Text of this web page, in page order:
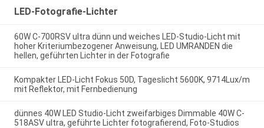
LED-Fotografie-Lichter
60W C-700RSV ultra dünn und weiches LED-Studio-Licht mit
hoher Kriteriumbezogener Anweisung, LED UMRANDEN die
hellen, geführten Lichter in der Fotografie
Kompakter LED-Licht Fokus 50D, Tageslicht 5600K, 9714Lux/m
mit Reflektor, mit Fernbedienung
dünnes 40W LED Studio-Licht zweifarbiges Dimmable 40W C-
518ASV ultra, geführte Lichter fotografierend, Foto-Studios